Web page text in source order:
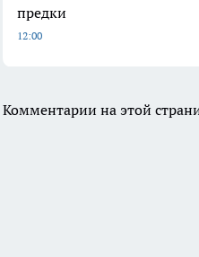
предки
12:00
Комментарии на этой